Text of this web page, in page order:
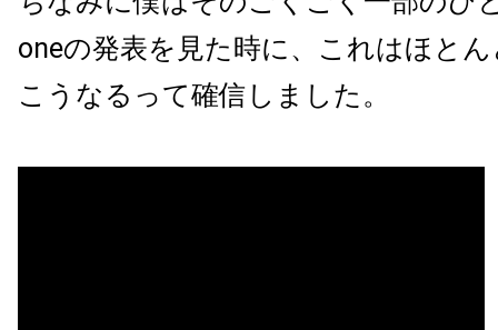
oneの発表を見た時に、これはほと
こうなるって確信しました。